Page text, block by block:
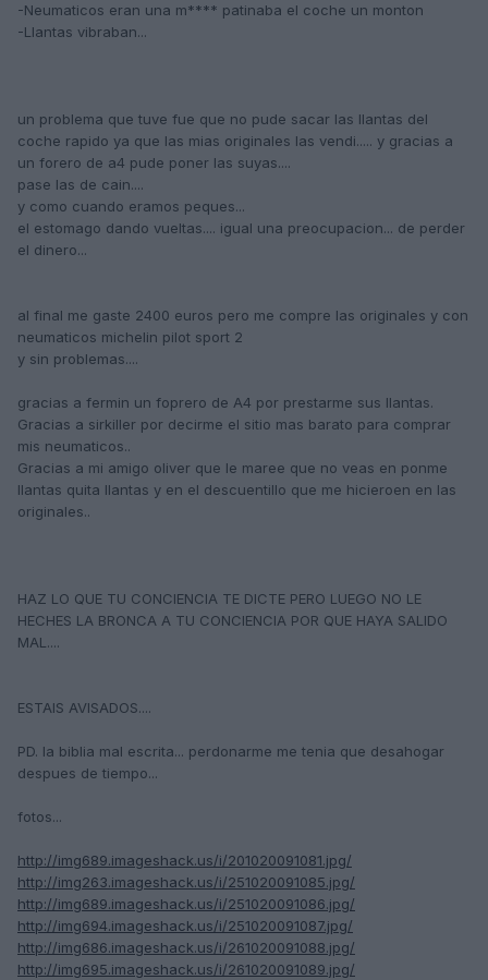
-Neumaticos eran una m**** patinaba el coche un monton
-Llantas vibraban...
un problema que tuve fue que no pude sacar las llantas del
coche rapido ya que las mias originales las vendi..... y gracias a
un forero de a4 pude poner las suyas....
pase las de cain....
y como cuando eramos peques...
el estomago dando vueltas.... igual una preocupacion... de perder
el dinero...
al final me gaste 2400 euros pero me compre las originales y con
neumaticos michelin pilot sport 2
y sin problemas....
gracias a fermin un foprero de A4 por prestarme sus llantas.
Gracias a sirkiller por decirme el sitio mas barato para comprar
mis neumaticos..
Gracias a mi amigo oliver que le maree que no veas en ponme
llantas quita llantas y en el descuentillo que me hicieroen en las
originales..
HAZ LO QUE TU CONCIENCIA TE DICTE PERO LUEGO NO LE
HECHES LA BRONCA A TU CONCIENCIA POR QUE HAYA SALIDO
MAL....
ESTAIS AVISADOS....
PD. la biblia mal escrita... perdonarme me tenia que desahogar
despues de tiempo...
fotos...
http://img689.imageshack.us/i/201020091081.jpg/
http://img263.imageshack.us/i/251020091085.jpg/
http://img689.imageshack.us/i/251020091086.jpg/
http://img694.imageshack.us/i/251020091087.jpg/
http://img686.imageshack.us/i/261020091088.jpg/
http://img695.imageshack.us/i/261020091089.jpg/